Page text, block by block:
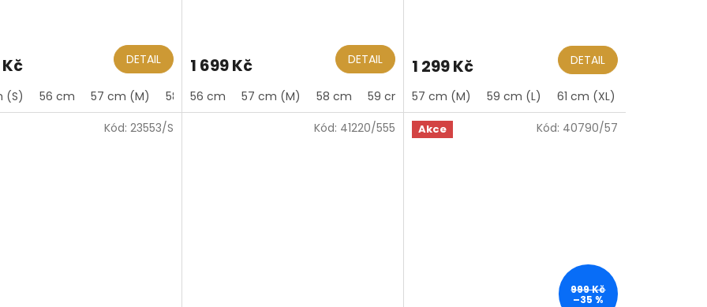
DETAIL
(S) 56 cm 57 cm (M) 58 cm 60 cm
je
z
5
1 699 Kč DETAIL
56 cm 57 cm (M) 58 cm 59 cm (L) 60 cm 61 cm (XL) 62 cm
je
z
5
hvězdiček.
1 299 Kč DETAIL
57 cm (M) 59 cm (L) 61 cm (XL)
Kód: 23553/S Kód: 41220/555 Akce
999 Kč
–35 %
Kód: 40790/57